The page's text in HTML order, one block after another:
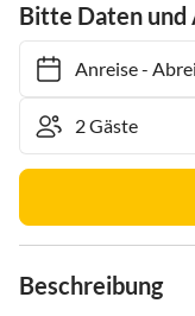
Bitte Daten und
Anreise-
Beschreibung